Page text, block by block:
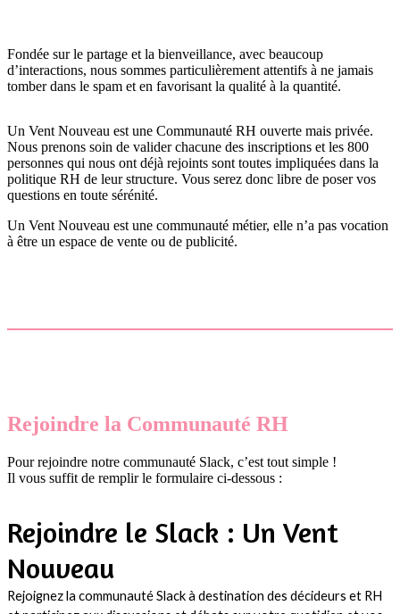
Fondée sur le partage et la bienveillance, avec beaucoup
d’interactions, nous sommes particulièrement attentifs à ne jamais
tomber dans le spam et en favorisant la qualité à la quantité.
Un Vent Nouveau est une Communauté RH ouverte mais privée.
Nous prenons soin de valider chacune des inscriptions et les 800
personnes qui nous ont déjà rejoints sont toutes impliquées dans la
politique RH de leur structure. Vous serez donc libre de poser vos
questions en toute sérénité.
Un Vent Nouveau est une communauté métier, elle n’a pas vocation
à être un espace de vente ou de publicité.
Rejoindre la Communauté RH
Pour rejoindre notre communauté Slack, c’est tout simple !
Il vous suffit de remplir le formulaire ci-dessous :